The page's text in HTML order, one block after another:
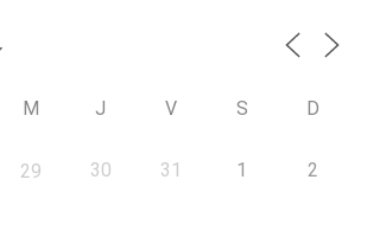
M J V S D
29 30 31 1 2